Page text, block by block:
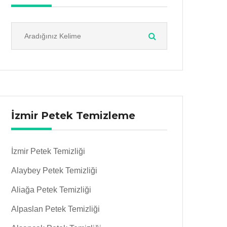
İzmir Petek Temizleme
İzmir Petek Temizliği
Alaybey Petek Temizliği
Aliağa Petek Temizliği
Alpaslan Petek Temizliği